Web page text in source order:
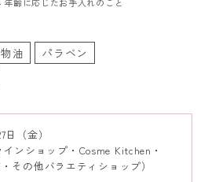
油
パラベン
（金）
インショップ・Cosme Kitchen・
その他バラエティショップ）